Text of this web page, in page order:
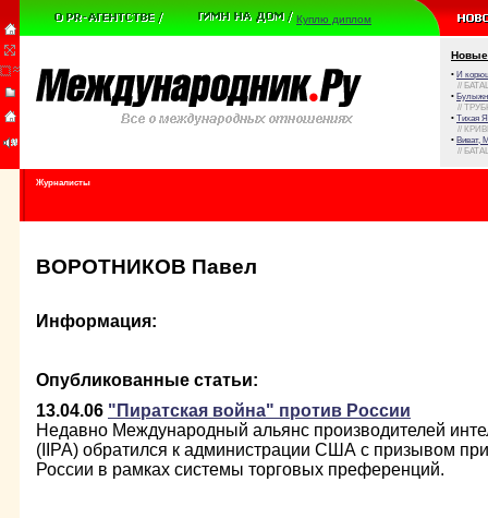
Куплю диплом
Новые
• И
//
•
//
• Тихая
//
• Виват,
//
Журналисты
ВОРОТНИКОВ Павел
Информация:
Опубликованные статьи:
13.04.06 "Пиратская война" против России
Недавно Международный альянс производителей
(IIPA) обратился к администрации США с призывом
России в рамках системы торговых преференций.